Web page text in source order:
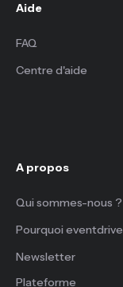
Aide
FAQ
Centre d'aide
A propos
Qui sommes-nous ?
Pourquoi eventdrive
Newsletter
Plateforme